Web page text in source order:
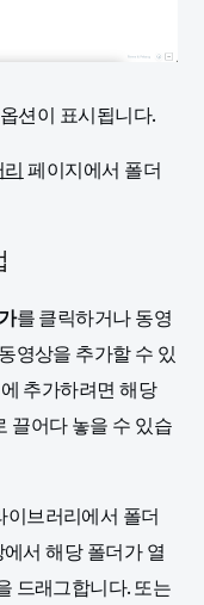
션이 표시됩니다.
페이지에서 폴더
를 클릭하거나 동영
영상을 추가할 수 있
추가하려면 해당
끌어다 놓을 수 있습
이브러리에서 폴더
서 해당 폴더가 열
드래그합니다. 또는